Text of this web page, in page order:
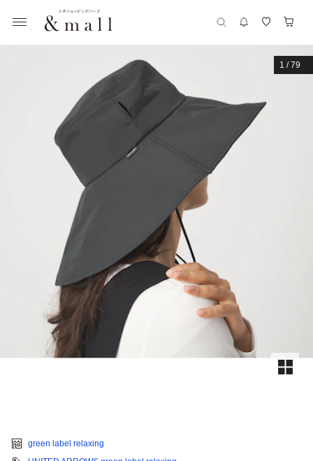
1 /79
green label relaxing